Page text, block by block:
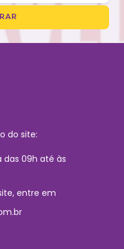
do site:
das 09h até às
entre em